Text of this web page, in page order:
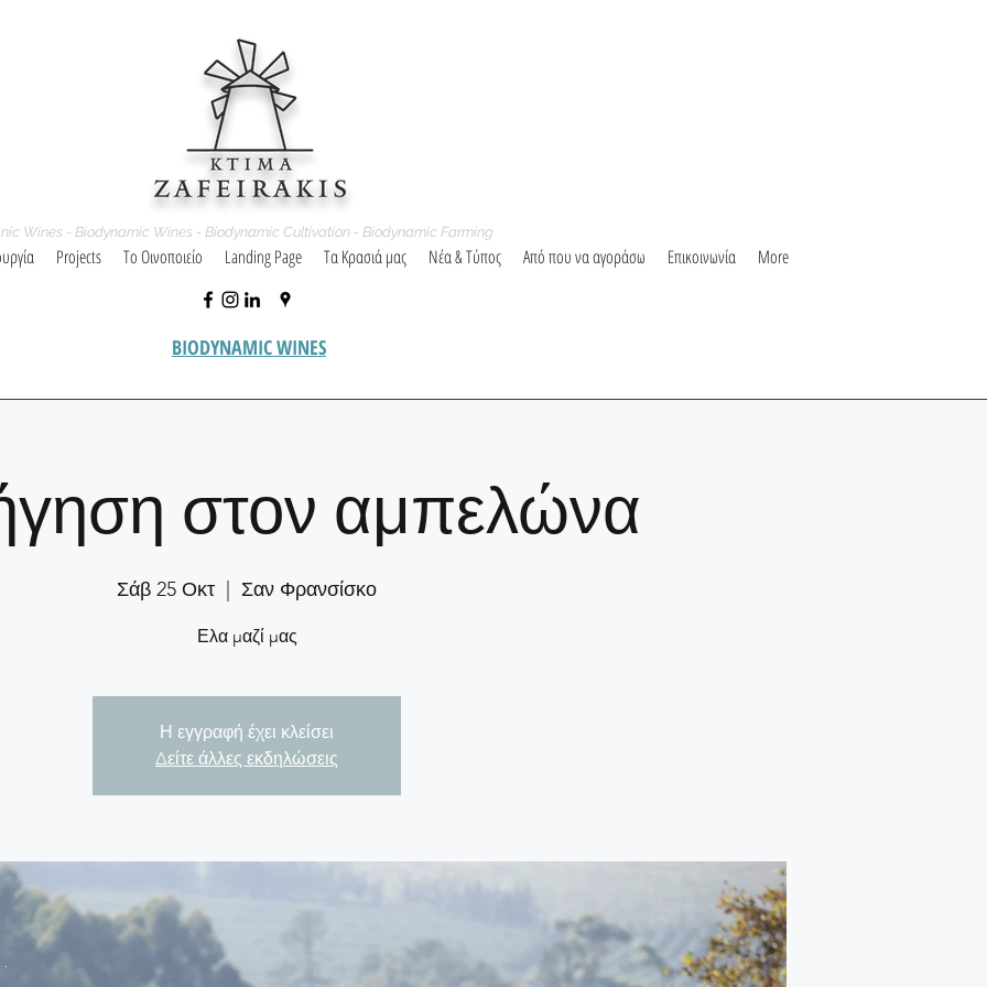
Wines - Biodynamic Wines - Biodynamic Cultivation - Biodynamic Farming
Projects Το Οινοποιείο Landing Page Τα Κρασιά μας Νέα & Τύπος Από που να αγοράσω Επικοινωνία More
BIODYNAMIC WINES
στον αμπελώνα
Σάβ 25 Οκτ Σαν Φρανσίσκο
Ελα μαζί μας
Η εγγραφή έχει κλείσει
Δείτε άλλες εκδηλώσεις